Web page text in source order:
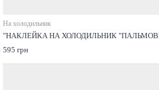
На холодильник
"НАКЛЕЙКА НА ХОЛОДИЛЬНИК
595 грн